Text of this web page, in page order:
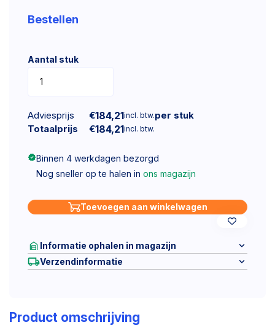
Bestellen
Aantal stuk
Adviesprijs €184,21incl. btw.per stuk
Totaalprijs
€184,21incl. btw.
Binnen 4 werkdagen bezorgd
Nog sneller op te halen in ons magazijn
Toevoegen aan winkelwagen
Informatie ophalen in magazijn
Verzendinformatie
Product omschrijving